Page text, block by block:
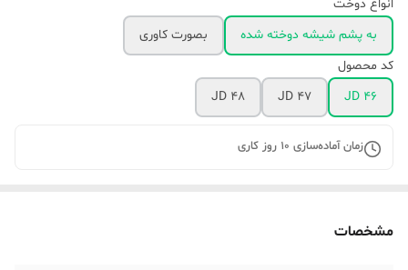
انواع دوخت
به پشم شیشه دوخته شده
بصورت کاوری
کد محصول
JD 46
JD 47
JD 48
زمان آماده‌سازی 10 روز کاری
مشخصات